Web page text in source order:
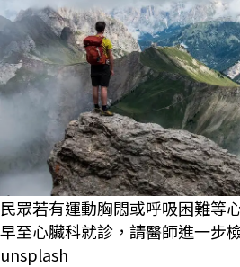
民眾若有運動胸悶或呼吸困難等
早至心臟科就診，請醫師進一步
unsplash